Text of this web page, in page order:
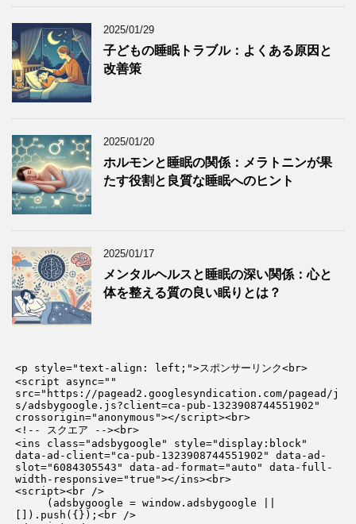
2025/01/29
子どもの睡眠トラブル：よくある原因と
改善策
2025/01/20
ホルモンと睡眠の関係：メラトニンが果
たす役割と良質な睡眠へのヒント
2025/01/17
メンタルヘルスと睡眠の深い関係：心と
体を整える質の良い眠りとは？
<p style="text-align: left;">スポンサーリンク<br>
<script async=""
src="https://pagead2.googlesyndication.com/pagead/j
s/adsbygoogle.js?client=ca-pub-1323908744551902"
crossorigin="anonymous"></script><br>
<!-- スクエア --><br>
<ins class="adsbygoogle" style="display:block"
data-ad-client="ca-pub-1323908744551902" data-ad-
slot="6084305543" data-ad-format="auto" data-full-
width-responsive="true"></ins><br>
<script><br />
[]).push({});<br />